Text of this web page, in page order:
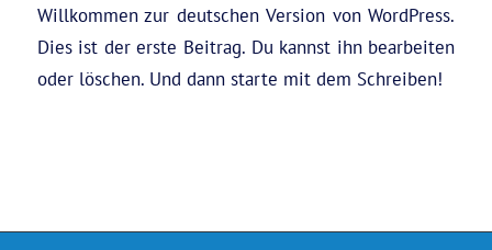
Willkommen zur deutschen Version von WordPress.
Dies ist der erste Beitrag. Du kannst ihn bearbeiten
oder löschen. Und dann starte mit dem Schreiben!